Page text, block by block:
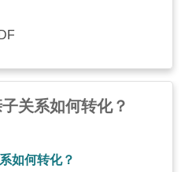
关系如何转化？
如何转化？